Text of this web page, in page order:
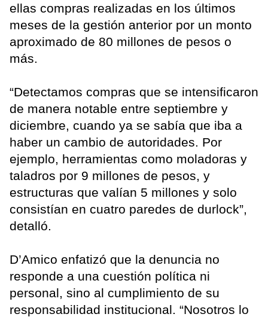
ellas compras realizadas en los últimos
meses de la gestión anterior por un monto
aproximado de 80 millones de pesos o
más.
“Detectamos compras que se intensificaron
de manera notable entre septiembre y
diciembre, cuando ya se sabía que iba a
haber un cambio de autoridades. Por
ejemplo, herramientas como moladoras y
taladros por 9 millones de pesos, y
estructuras que valían 5 millones y solo
consistían en cuatro paredes de durlock”,
detalló.
D’Amico enfatizó que la denuncia no
responde a una cuestión política ni
personal, sino al cumplimiento de su
responsabilidad institucional. “Nosotros lo